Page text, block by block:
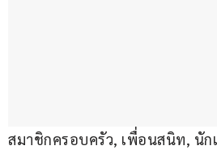
สมาชิกครอบครัว, เพื่อนสนิท, นัก